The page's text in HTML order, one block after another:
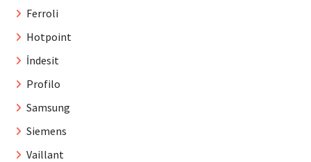
Ferroli
Hotpoint
İndesit
Profilo
Samsung
Siemens
Vaillant